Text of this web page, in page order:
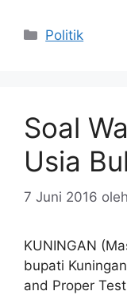
Kategori
Politik
Soal
Usia
7 Juni 2016 oleh
KUNINGAN
bupati
and Proper